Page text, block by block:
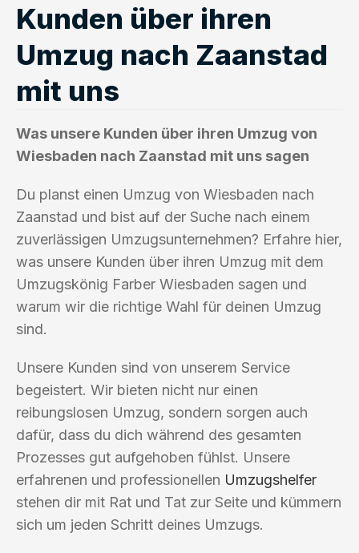
Kunden über ihren
Umzug nach Zaanstad
mit uns
Was unsere Kunden über ihren Umzug von
Wiesbaden nach Zaanstad mit uns sagen
Du planst einen Umzug von Wiesbaden nach
Zaanstad und bist auf der Suche nach einem
zuverlässigen Umzugsunternehmen? Erfahre hier,
was unsere Kunden über ihren Umzug mit dem
Umzugskönig Farber Wiesbaden sagen und
warum wir die richtige Wahl für deinen Umzug
sind.
Unsere Kunden sind von unserem Service
begeistert. Wir bieten nicht nur einen
reibungslosen Umzug, sondern sorgen auch
dafür, dass du dich während des gesamten
Prozesses gut aufgehoben fühlst. Unsere
erfahrenen und professionellen Umzugshelfer
stehen dir mit Rat und Tat zur Seite und kümmern
sich um jeden Schritt deines Umzugs.